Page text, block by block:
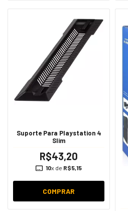
Suporte Para Playstation 4
Slim
R$43,20
10x de R$5,15
COMPRAR